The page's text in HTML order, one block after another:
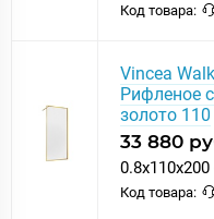
Код товара:
Vincea
Рифленое
золото 110
33 880
Код товара: